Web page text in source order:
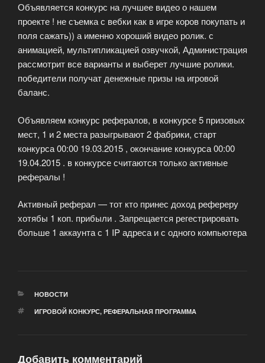
Объявляется конкурс на лучшее видео о нашем
проекте ! не съемка с вебки как в игре коров покупать и
поля сажать)) а именно хороший видео ролик. с
анимацией, мультипликацией озвучкой, Администрация
рассмотрит все варианты и выберет лучшие ролики.
победители получат денежные призы на игровой
баланс.
Объявляем конкурс рефералов, в конкурсе 5 призовых
мест, 1 и 2 места разыгрывают 2 фабрики, старт
конкурса 00:00 19.03.2015 , окончание конкурса 00:00
19.04.2015 . в конкурсе считаются только активные
рефералы !
Активный реферал — тот кто принес доход рефереру
хотябы 1 коп. прибыли . Запрещается регестрировать
больше 1 аккаунта с 1 IP адреса и с одного компьютера
РУБРИКИ
НОВОСТИ
МЕТКИ
ИГРОВОЙ КОНКУРС, РЕФЕРАЛЬНАЯ ПРОГРАММА
Добавить комментарий